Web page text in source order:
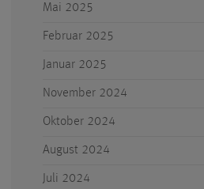
Mai 2025
Februar 2025
Januar 2025
November 2024
Oktober 2024
August 2024
Juli 2024